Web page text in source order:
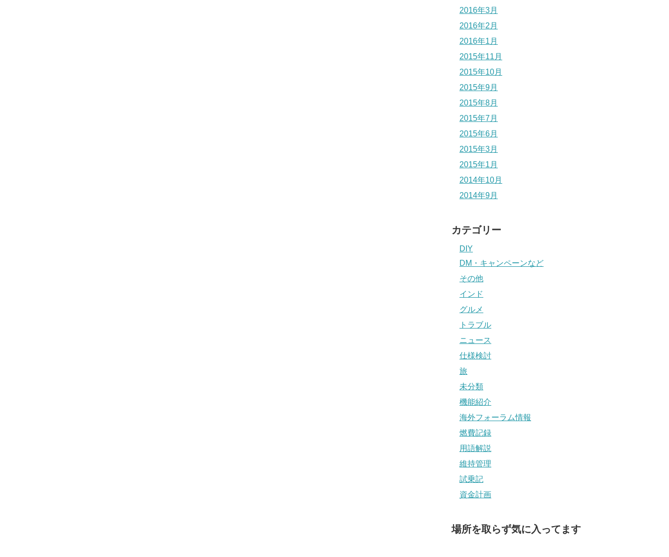
2016年3月
2016年2月
2016年1月
2015年11月
2015年10月
2015年9月
2015年8月
2015年7月
2015年6月
2015年3月
2015年1月
2014年10月
2014年9月
カテゴリー
DIY
DM・キャンペーンなど
その他
インド
グルメ
トラブル
ニュース
仕様検討
旅
未分類
機能紹介
海外フォーラム情報
燃費記録
用語解説
維持管理
試乗記
資金計画
場所を取らず気に入ってます